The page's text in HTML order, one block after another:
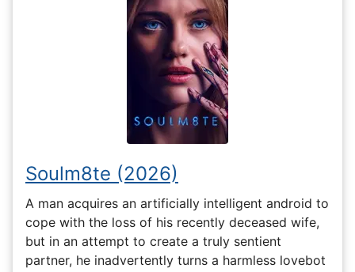
Soulm8te (2026)
A man acquires an artificially intelligent android to
cope with the loss of his recently deceased wife,
but in an attempt to create a truly sentient
partner, he inadvertently turns a harmless lovebot